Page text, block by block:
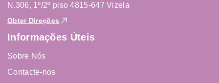
N.306, 1º/2º piso 4815-647 Vizela
Obter Direções
Informações Úteis
Sobre Nós
Contacte-nos